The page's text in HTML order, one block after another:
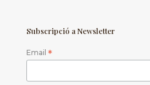
Subscripció a Newsletter
Email *